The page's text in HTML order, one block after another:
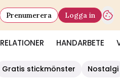
RELATIONER HANDARBETE
Prenumerera Logga in
Gratis stickmönster Nostalgi